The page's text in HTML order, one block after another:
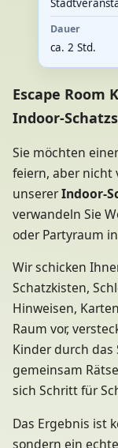
Escape Room
Indoor-
Sie möchten
feiern, aber nicht
unsererIndoor-
verwandeln Sie
oder Partyraum
Wir schicken
Schatzkisten,
Hinweisen,
Raum vor,
Kinder durch das
gemeinsam
sich Schritt für
Das Ergebnis ist
sondern ein
Dauer
ca. 2 Std.